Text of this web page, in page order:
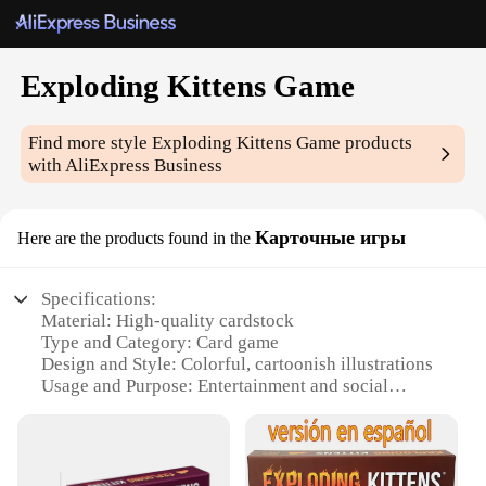
Exploding Kittens Game
Find more styleExploding Kittens Game products
with AliExpress Business
Here are the products found in the Карточные игры
Specifications:
Material: High-quality cardstock
Type and Category: Card game
Design and Style: Colorful, cartoonish illustrations
Usage and Purpose: Entertainment and social
Performance and Property: Durable, easy-to-shuffle
Parts and Accessories: Includes game instructions